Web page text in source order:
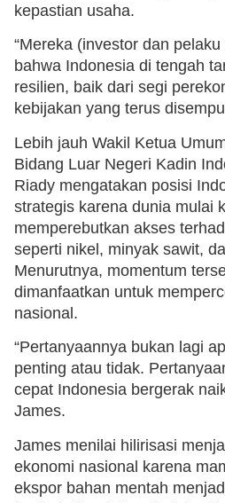
kepastian usaha.
“Mereka (investor dan
bahwa Indonesia di tengah
resilien, baik dari segi
kebijakan yang terus
Lebih jauh Wakil Ketua
Bidang Luar Negeri Kadin
Riady mengatakan posisi
strategis karena dunia mulai
memperebutkan akses
seperti nikel, minyak sawit,
Menurutnya, momentum
dimanfaatkan untuk
nasional.
“Pertanyaannya bukan lagi
penting atau tidak.
cepat Indonesia bergerak
James.
James menilai hilirisasi
ekonomi nasional karena
ekspor bahan mentah